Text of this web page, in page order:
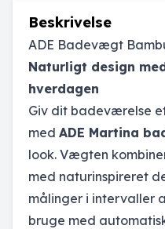
Beskrivelse
ADE Badevægt
Naturligt design
hverdagen
Giv dit badeværelse
med ADE Martina
look. Vægten
med naturinspireret
målinger i intervaller
bruge med